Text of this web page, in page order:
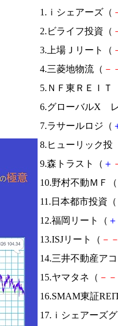
1.ｉシェアーズ（
2.ビライフ投資（
3.上場Ｊリート（
4.三菱地物流（ －
5.ＮＦ東ＲＥＩＴ
6.グローバルX
7.ラサールロジ（
8.ヒューリック投
9.森トラスト（ ＋
10.野村不動ＭＦ（
11.日本都市投資（
12.福岡リート（ ＋
13.ISJリート（ －
14.三井不動産ア
15.ヤマタネ（ － －
16.SMAM東証
17.ｉシェアーズ